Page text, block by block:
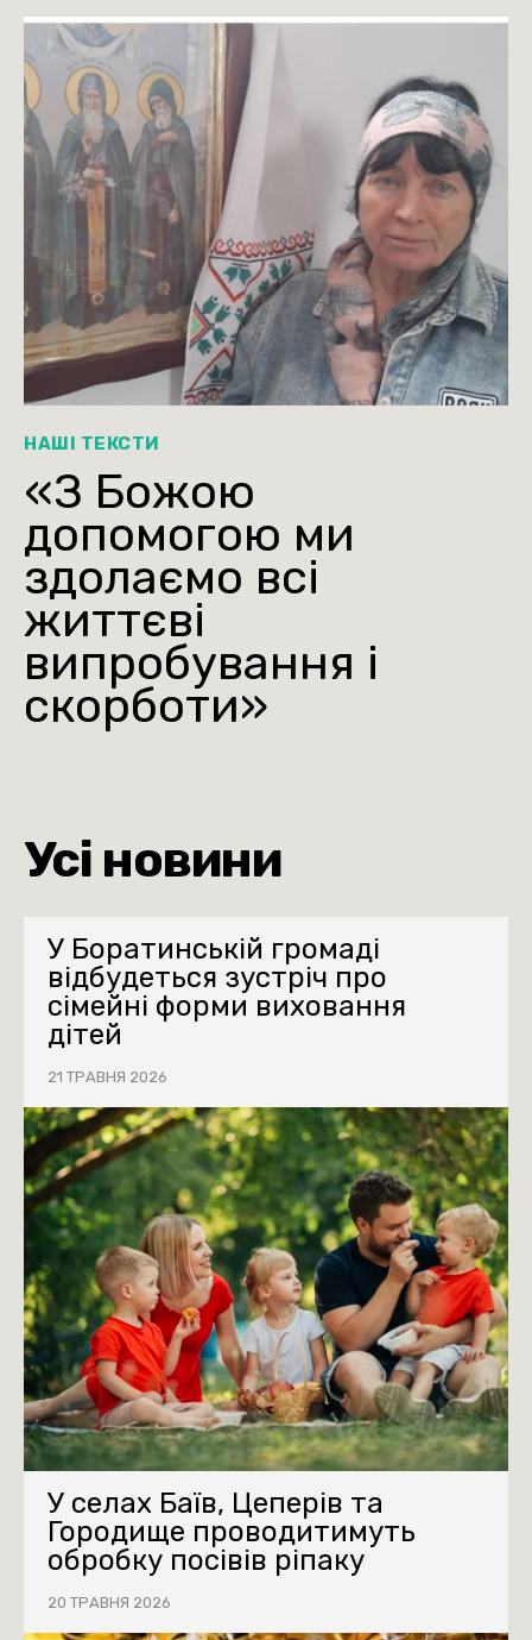
НАШІ ТЕКСТИ
«З Божою
допомогою ми
здолаємо всі
життєві
випробування і
скорботи»
Усі новини
У Боратинській громаді
відбудеться зустріч про
сімейні форми виховання
дітей
21 ТРАВНЯ 2026
У селах Баїв, Цеперів та
Городище проводитимуть
обробку посівів ріпаку
20 ТРАВНЯ 2026